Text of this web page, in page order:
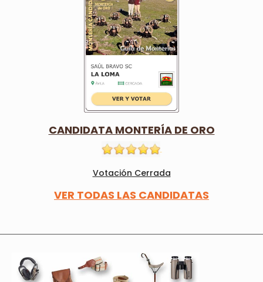
CANDIDATA MONTERÍA DE ORO
Votación Cerrada
VER TODAS LAS CANDIDATAS